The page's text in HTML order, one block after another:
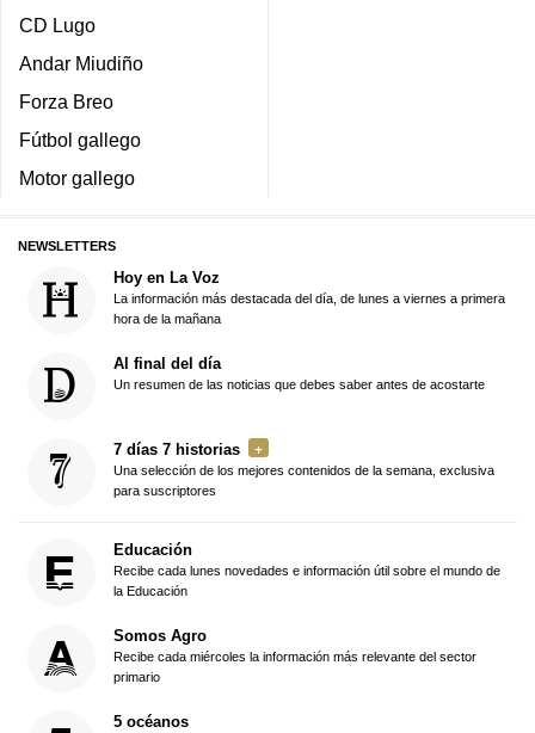
CD Lugo
Andar Miudiño
Forza Breo
Fútbol gallego
Motor gallego
NEWSLETTERS
Hoy en La Voz
La información más destacada del día, de lunes a viernes a primera
hora de la mañana
Al final del día
Un resumen de las noticias que debes saber antes de acostarte
7 días 7 historias
Una selección de los mejores contenidos de la semana, exclusiva
para suscriptores
Educación
Recibe cada lunes novedades e información útil sobre el mundo de
la Educación
Somos Agro
Recibe cada miércoles la información más relevante del sector
primario
5 océanos